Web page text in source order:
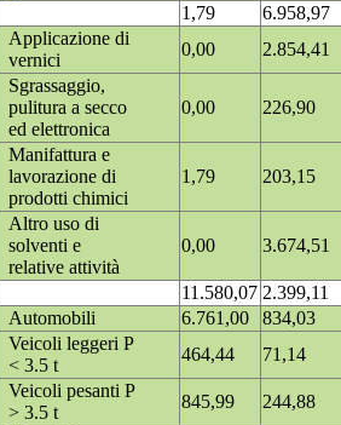
1,79
6.958,97
Applicazione di
vernici
0,00
2.854,41
Sgrassaggio,
pulitura a secco
ed elettronica
0,00 226,90
Manifattura e
lavorazione di
prodotti chimici
1,79 203,15
Altro uso di
solventi e
relative attività
0,00 3.674,51
11.580,07 2.399,11
Automobili
6.761,00
834,03
Veicoli leggeri P
< 3.5 t
464,44
71,14
Veicoli pesanti P
> 3.5 t
845,99
244,88